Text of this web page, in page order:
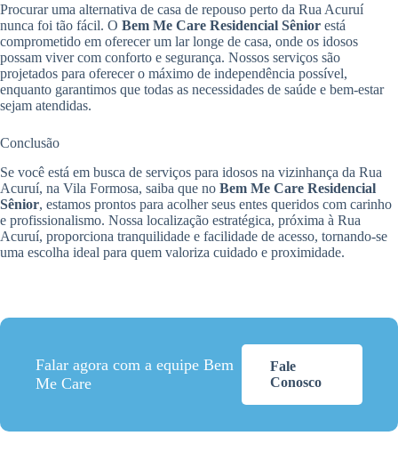
Procurar uma alternativa de casa de repouso perto da Rua Acuruí
nunca foi tão fácil. O Bem Me Care Residencial Sênior está
comprometido em oferecer um lar longe de casa, onde os idosos
possam viver com conforto e segurança. Nossos serviços são
projetados para oferecer o máximo de independência possível,
enquanto garantimos que todas as necessidades de saúde e bem-estar
sejam atendidas.
Conclusão
Se você está em busca de serviços para idosos na vizinhança da Rua
Acuruí, na Vila Formosa, saiba que no Bem Me Care Residencial
Sênior, estamos prontos para acolher seus entes queridos com carinho
e profissionalismo. Nossa localização estratégica, próxima à Rua
Acuruí, proporciona tranquilidade e facilidade de acesso, tornando-se
uma escolha ideal para quem valoriza cuidado e proximidade.
Falar agora com a equipe Bem
Me Care
Fale
Conosco